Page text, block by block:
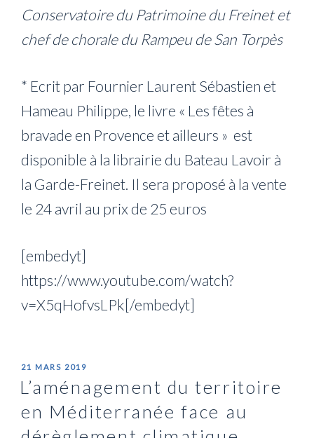
Conservatoire du Patrimoine du Freinet et
chef de chorale du Rampeu de San Torpès
* Ecrit par Fournier Laurent Sébastien et
Hameau Philippe, le livre « Les fêtes à
bravade en Provence et ailleurs » est
disponible à la librairie du Bateau Lavoir à
la Garde-Freinet. Il sera proposé à la vente
le 24 avril au prix de 25 euros
[embedyt]
https://www.youtube.com/watch?
v=X5qHofvsLPk[/embedyt]
PUBLIÉ
LE
21 MARS 2019
L’aménagement du territoire
en Méditerranée face au